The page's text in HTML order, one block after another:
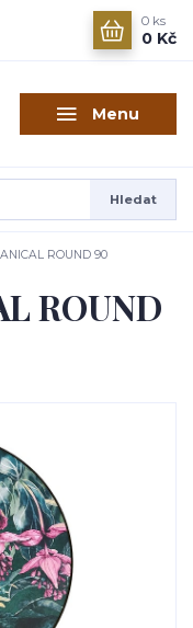
Menu
Hledat
0 ks
0 Kč
ROUND 90
ROUND